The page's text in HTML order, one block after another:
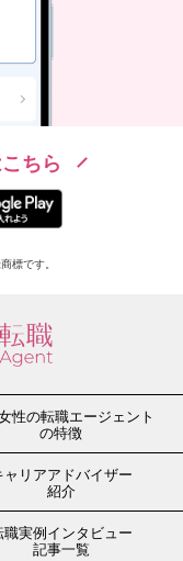
ちら
標です。
性の転職エージェント
の特徴
ャリアアドバイザー
紹介
職実例インタビュー
記事一覧